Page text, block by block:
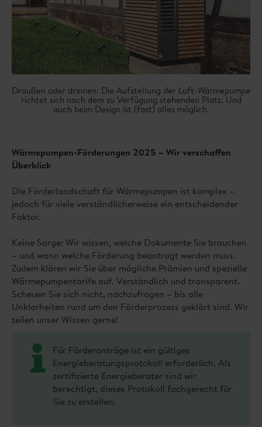
Draußen oder drinnen: Die Aufstellung der Luft-Wärmepumpe
richtet sich nach dem zu Verfügung stehenden Platz. Und
auch beim Design ist (fast) alles möglich.
Wärmepumpen-Förderungen 2025 – Wir verschaffen
Überblick
Die Förderlandschaft für Wärmepumpen ist komplex –
jedoch für viele verständlicherweise ein entscheidender
Faktor.
Keine Sorge: Wir wissen, welche Dokumente Sie brauchen
– und wann welche Förderung beantragt werden muss.
Zudem klären wir Sie über mögliche Prämien und spezielle
Wärmepumpentarife auf. Verständlich und transparent.
Scheuen Sie sich nicht, nachzufragen – bis alle
Unklarheiten rund um den Förderprozess geklärt sind. Wir
teilen unser Wissen gerne!
Für Förderanträge ist ein gültiges
Energieberatungsprotokoll erforderlich. Als
zertifizierte Energieberater sind wir
berechtigt, dieses Protokoll fachgerecht für
Sie zu erstellen.